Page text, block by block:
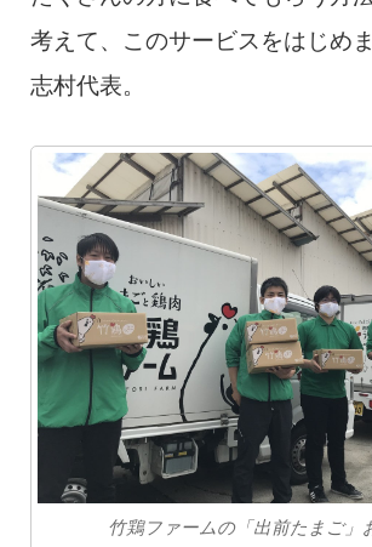
考えて、このサービスをはじめ
志村代表。
竹鶏ファームの「出前たまご」